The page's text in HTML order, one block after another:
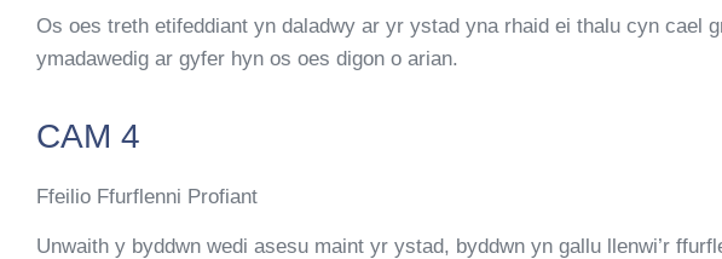
Os oes treth etifeddiant yn daladwy ar yr ystad yna rhaid ei thalu cyn
ymadawedig ar gyfer hyn os oes digon o arian.
CAM 4
Ffeilio Ffurflenni Profiant
Unwaith y byddwn wedi asesu maint yr ystad, byddwn yn gallu llenwi’r